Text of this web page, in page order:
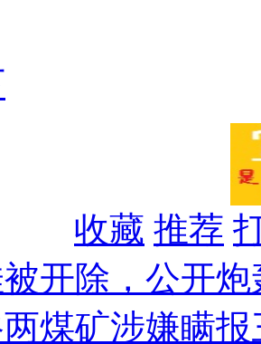
收藏 推荐
开除，公开
煤矿涉嫌瞒